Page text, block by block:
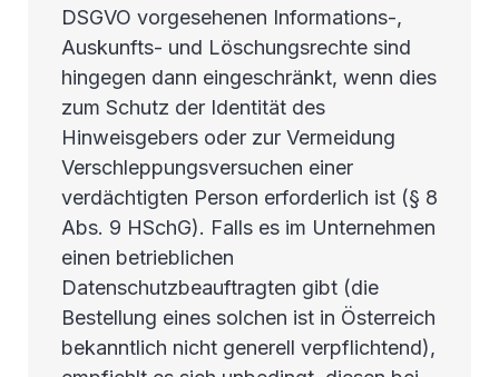
DSGVO vorgesehenen Informations-,
Auskunfts- und Löschungsrechte sind
hingegen dann eingeschränkt, wenn dies
zum Schutz der Identität des
Hinweisgebers oder zur Vermeidung
Verschleppungsversuchen einer
verdächtigten Person erforderlich ist (§ 8
Abs. 9 HSchG). Falls es im Unternehmen
einen betrieblichen
Datenschutzbeauftragten gibt (die
Bestellung eines solchen ist in Österreich
bekanntlich nicht generell verpflichtend),